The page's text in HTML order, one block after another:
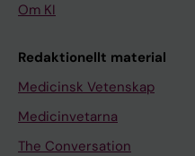
Om KI
Redaktionellt material
Medicinsk Vetenskap
Medicinvetarna
The Conversation